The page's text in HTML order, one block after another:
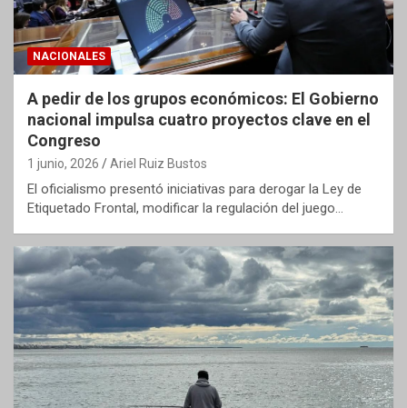
NACIONALES
A pedir de los grupos económicos: El Gobierno
nacional impulsa cuatro proyectos clave en el
Congreso
1 junio, 2026 Ariel Ruiz Bustos
El oficialismo presentó iniciativas para derogar la Ley de
Etiquetado Frontal, modificar la regulación del juego…